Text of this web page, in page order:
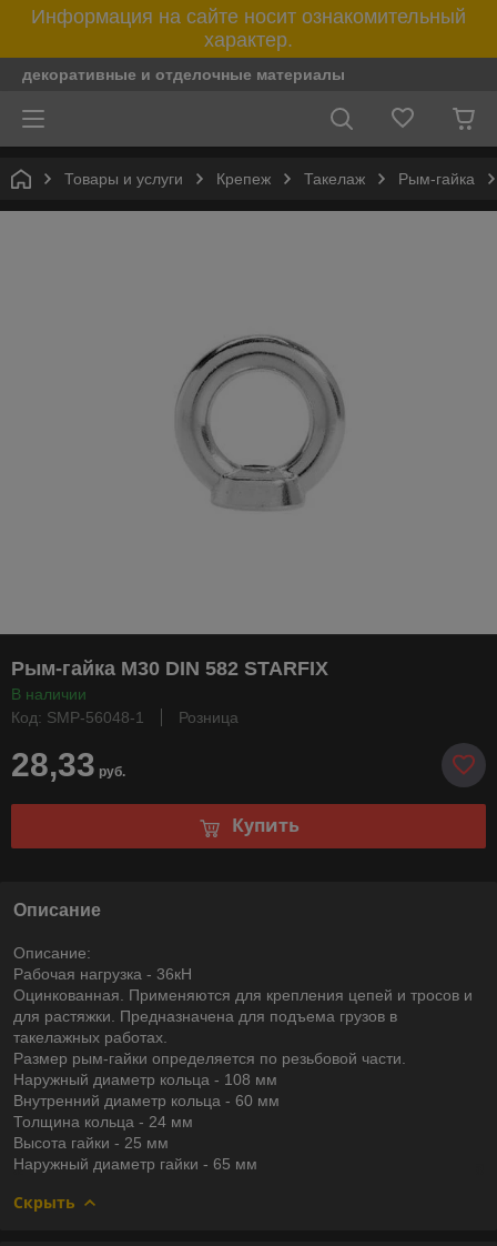
Информация на сайте носит ознакомительный
характер.
декоративные и отделочные материалы
Товары и услуги Крепеж Такелаж Рым-гайка
Рым-гайка М30 DIN 582 STARFIX
В наличии
Код: SMP-56048-1
Розница
28,33 руб.
Купить
Описание
Описание:
Рабочая нагрузка - 36кН
Оцинкованная. Применяются для крепления цепей и тросов и
для растяжки. Предназначена для подъема грузов в
такелажных работах.
Размер рым-гайки определяется по резьбовой части.
Наружный диаметр кольца - 108 мм
Внутренний диаметр кольца - 60 мм
Толщина кольца - 24 мм
Высота гайки - 25 мм
Наружный диаметр гайки - 65 мм
Скрыть